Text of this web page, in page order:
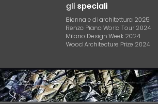
gli speciali
Biennale di architettura 2025
Renzo Piano World Tour 2024
Milano Design Week 2024
Wood Architecture Prize 2024